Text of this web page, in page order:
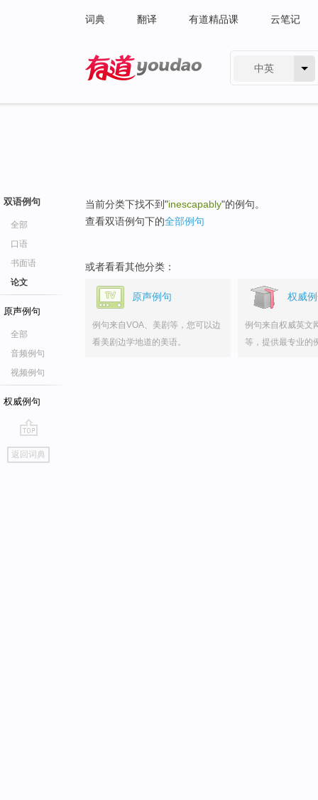
词典 翻译 有道精品课 云笔记
中英
双语例句
全部
口语
书面语
论文
原声例句
全部
音频例句
视频例句
权威例句
go
top
返回词典
当前分类下找不到"inescapably"的例句。
查看双语例句下的全部例句
或者看看其他分类：
原声例句
例句来自VOA、美剧等，您可以边
看美剧边学地道的美语。
权威
例句来自权威英文
等，提供最专业的